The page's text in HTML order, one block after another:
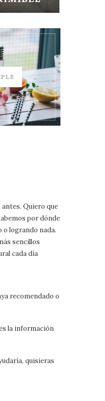
Quiero que
por dónde
o logrando nada.
sencillos
cada día
recomendado o
la información
quisieras